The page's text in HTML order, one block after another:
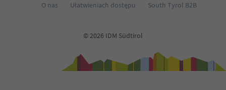
O nas
Ułatwieniach dostępu South Tyrol B2B
© 2026 IDM Südtirol